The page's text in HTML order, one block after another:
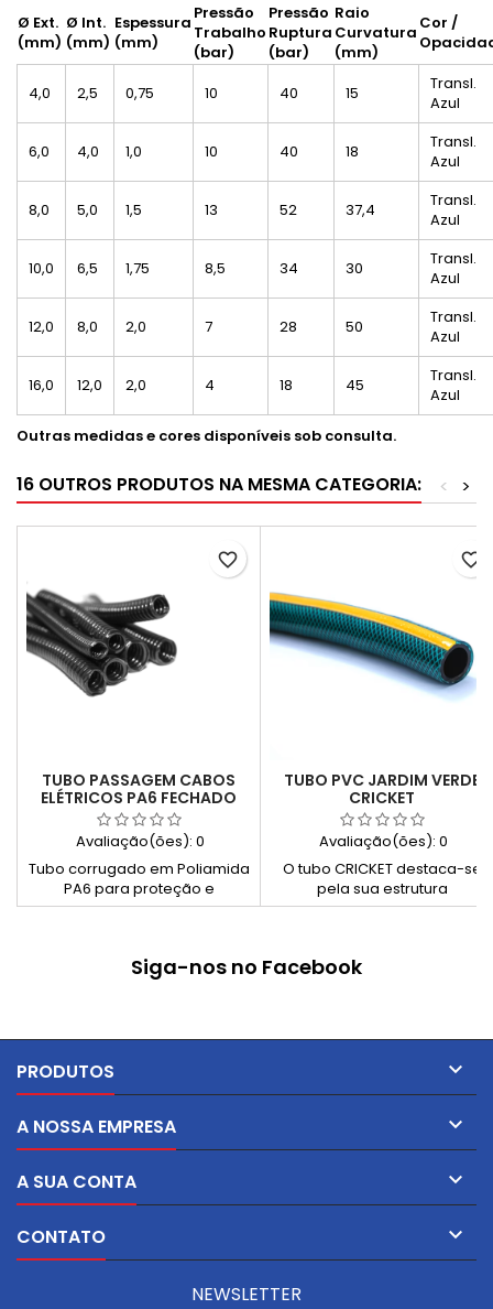
Ø Ext.
(mm)
Ø Int.
(mm)
Espessura
(mm)
Pressão
Trabalho
(bar)
Pressão
Ruptura
(bar)
Raio
Curvatura
(mm)
Cor /
4,0 2,5 0,75 10 40 15
Transl.
Azul
6,0 4,0 1,0 10 40 18
Transl.
Azul
8,0 5,0 1,5 13 52 37,4
Transl.
Azul
10,0 6,5 1,75 8,5 34 30
Transl.
Azul
12,0 8,0 2,0 7 28 50
Transl.
Azul
16,0 12,0 2,0 4 18 45
Transl.
Azul
Outras medidas e cores disponíveis sob consulta.
16 OUTROS PRODUTOS NA MESMA CATEGORIA: >
<
TUBO PASSAGEM CABOS
ELÉTRICOS PA6 FECHADO
Avaliação(ões): 0
Tubo corrugado em Poliamida
PA6 para proteção e
organização de cabos, com
envelhecimento. Ideal para
favorite_border
TUBO PVC JARDIM VERDE
CRICKET
Avaliação(ões): 0
O tubo CRICKET destaca-se
pela sua estrutura
multicamada em PVC
qualidade. Combina robustez
doméstico.
favorite_border
Siga-nos no Facebook
PRODUTOS 
A NOSSA EMPRESA 
A SUA CONTA 
CONTATO 
NEWSLETTER